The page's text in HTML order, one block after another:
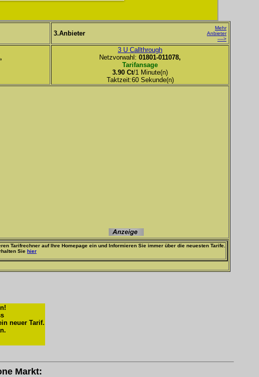
3.Anbieter
Mehr
Anbieter
---->
3 U Callthrough
Netzvorwahl: 01801-011078,
Tarifansage
3.90 Ct/1 Minute(n)
Taktzeit:60 Sekunde(n)
Tarifrechner auf Ihre Homepage ein und Informieren Sie immer über die neuesten Tarife.
Sie hier
neuer Tarif.
Markt: